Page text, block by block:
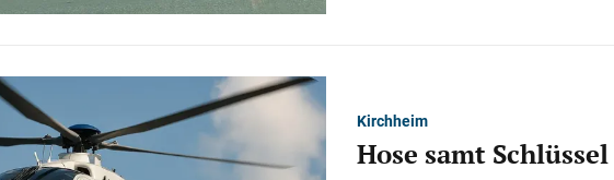
Kirchheim
Hose samt